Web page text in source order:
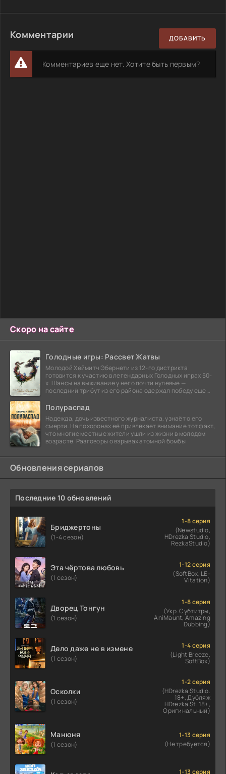
Скоро на сайте
Голодные игры: Рассвет Жатвы
Молодой Хеймитч Эбернети из 12-го дистрикта
готовится к участию в легендарных Голодных играх 50-
х. Шансы на выживание у него почти нулевые —
последний трибут из его района одержал победу еще
Полураспад
Надежда, дочь известного журналиста, узнаёт о его
смерти. На похоронах её привлекает внимание тот факт,
что многие местные жители ушли из жизни в молодом
возрасте. Разговоры о взрывах атомной бомбы
Обновления сериалов
Последние 10 обновлений
Бриджертоны
(1-4 сезон)
1-8 серия
(Newstudio,
HDrezka Studio,
RezkaStudio)
Эта чёртова любовь
(1 сезон)
1-12 серия
(SoftBox, LE-
Vitation)
Дворец Тонгун
(1 сезон)
1-8 серия
(Укр. Субтитры,
AniMaunt, Amazing
Dubbing)
Дело даже не в измене
(1 сезон)
1-4 серия
(Light Breeze,
SoftBox)
Осколки
(1 сезон)
1-2 серия
(HDrezka Studio.
18+, Дубляж
HDrezka St. 18+,
Оригинальный)
Манюня
(1 сезон)
1-13 серия
(Не требуется)
1-13 серия
Комментарии ДОБАВИТЬ
Комментариев еще нет. Хотите быть первым?